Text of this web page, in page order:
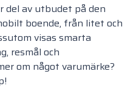
del av utbudet på den
boende, från litet och
visas smarta
resmål och
om något varumärke?